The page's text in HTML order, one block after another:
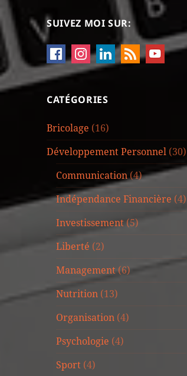
SUIVEZ MOI SUR:
CATÉGORIES
Bricolage (16)
Développement Personnel (30)
Communication(4)
Indépendance Financière (4)
Investissement (5)
Liberté (2)
Management(6)
Nutrition (13)
Organisation (4)
Psychologie (4)
Sport (4)